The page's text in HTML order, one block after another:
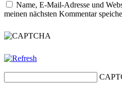
Name, E-Mail-Adresse und
meinen nächsten Kommentar